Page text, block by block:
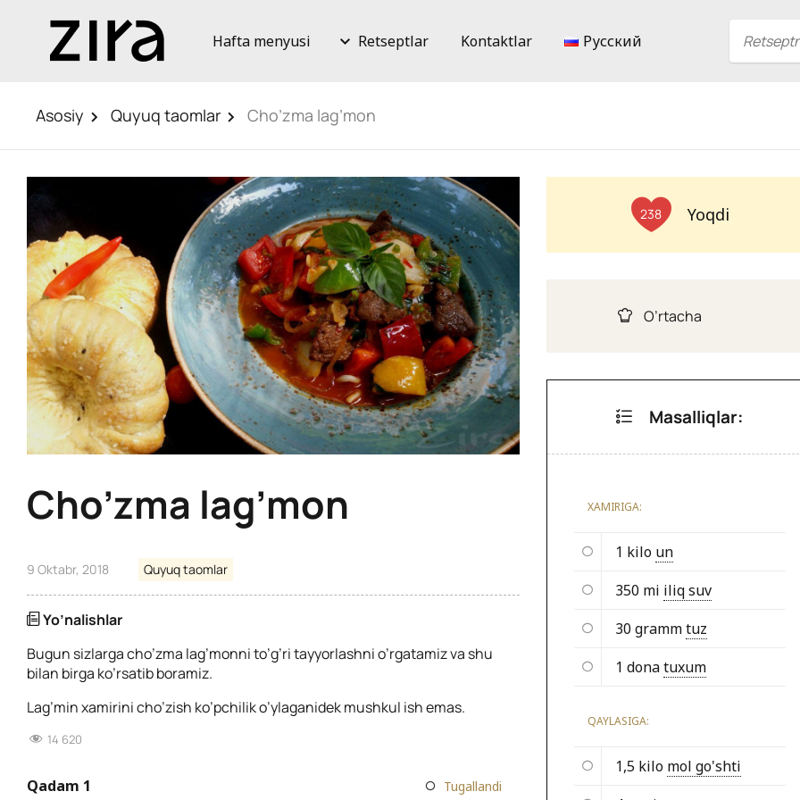
Hafta menyusi Retseptlar Kontaktlar Русский
Asosiy Quyuq taomlar Cho’zma lag’mon
Cho’zma lag’mon
9 Oktabr, 2018 Quyuq taomlar
Yo’nalishlar
Bugun sizlarga cho’zma lag’monni to’g’ri tayyorlashni o’rgatamiz va shu
bilan birga ko’rsatib boramiz.
Lag’min xamirini cho’zish ko’pchilik o’ylaganidek mushkul ish emas.
14 620
Qadam 1 Tugallandi
238 Yoqdi
O’rtacha
Masalliqlar:
XAMIRIGA:
1 kilo un
350 mi iliq suv
30 grammtuz
1 donatuxum
QAYLASIGA:
1,5 kilo mol go'shti